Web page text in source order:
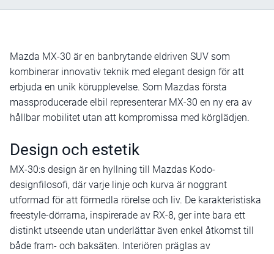
Mazda MX-30 är en banbrytande eldriven SUV som
kombinerar innovativ teknik med elegant design för att
erbjuda en unik körupplevelse. Som Mazdas första
massproducerade elbil representerar MX-30 en ny era av
hållbar mobilitet utan att kompromissa med körglädjen.
Design och estetik
MX-30:s design är en hyllning till Mazdas Kodo-
designfilosofi, där varje linje och kurva är noggrant
utformad för att förmedla rörelse och liv. De karakteristiska
freestyle-dörrarna, inspirerade av RX-8, ger inte bara ett
distinkt utseende utan underlättar även enkel åtkomst till
både fram- och baksäten. Interiören präglas av